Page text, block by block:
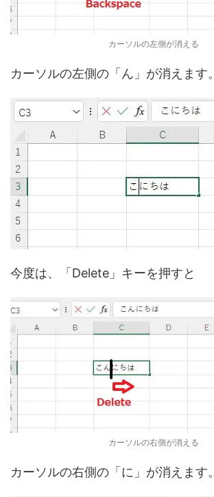
カーソルの左側が消える
カーソルの左側の「ん」が消えます。
今度は、「Delete」キーを押すと
カーソルの右側が消える
カーソルの右側の「に」が消えます。